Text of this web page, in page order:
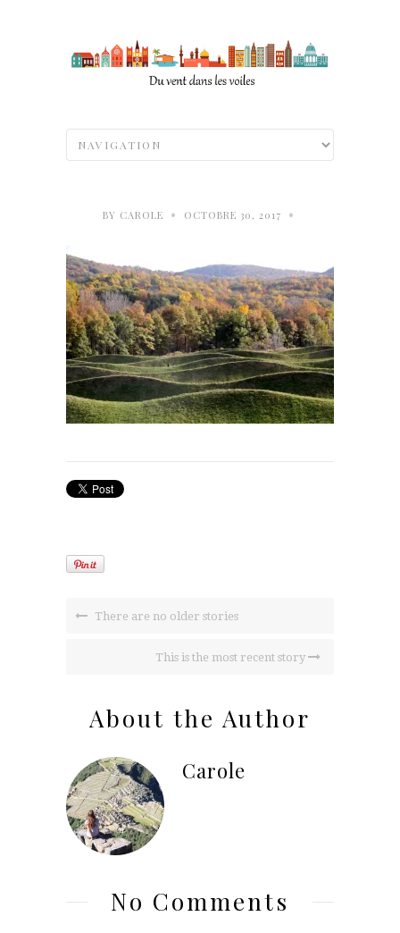
BY CAROLE • OCTOBRE 30, 2017 •
There are no older stories
This is the most recent story
About the Author
Carole
No Comments